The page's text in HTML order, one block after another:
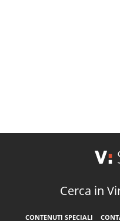
Cerca in
CONTENUTI SPECIALI